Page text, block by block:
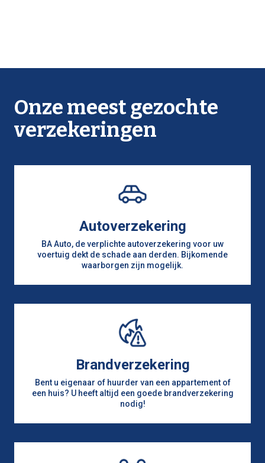
Onze meest gezochte
verzekeringen
Autoverzekering
BA Auto, de verplichte autoverzekering voor uw
voertuig dekt de schade aan derden. Bijkomende
waarborgen zijn mogelijk.
Brandverzekering
Bent u eigenaar of huurder van een appartement of
een huis? U heeft altijd een goede brandverzekering
nodig!